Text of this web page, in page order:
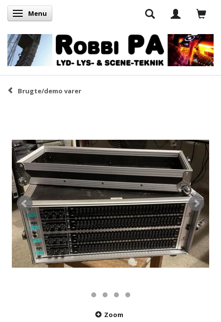
Skifte navigation
Menu
Brugte/demo varer
Zoom